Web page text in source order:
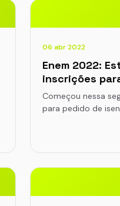
06 abr 2022
Enem 2022:
inscrições
Começou nessa
para pedido de